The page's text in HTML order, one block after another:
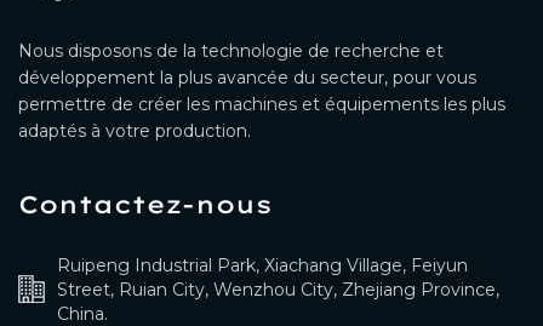
Nous disposons de la technologie de recherche et
développement la plus avancée du secteur, pour vous
permettre de créer les machines et équipements les plus
adaptés à votre production.
Contactez-nous
Ruipeng Industrial Park, Xiachang Village, Feiyun
Street, Ruian City, Wenzhou City, Zhejiang Province,
China.